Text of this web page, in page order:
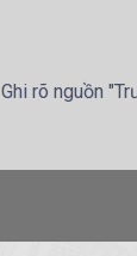
Ghi rõ nguồn